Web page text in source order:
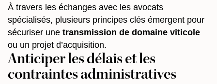
À travers les échanges avec les avocats
spécialisés, plusieurs principes clés émergent pour
sécuriser une transmission de domaine viticole
ou un projet d’acquisition.
Anticiper les délais et les
contraintes administratives